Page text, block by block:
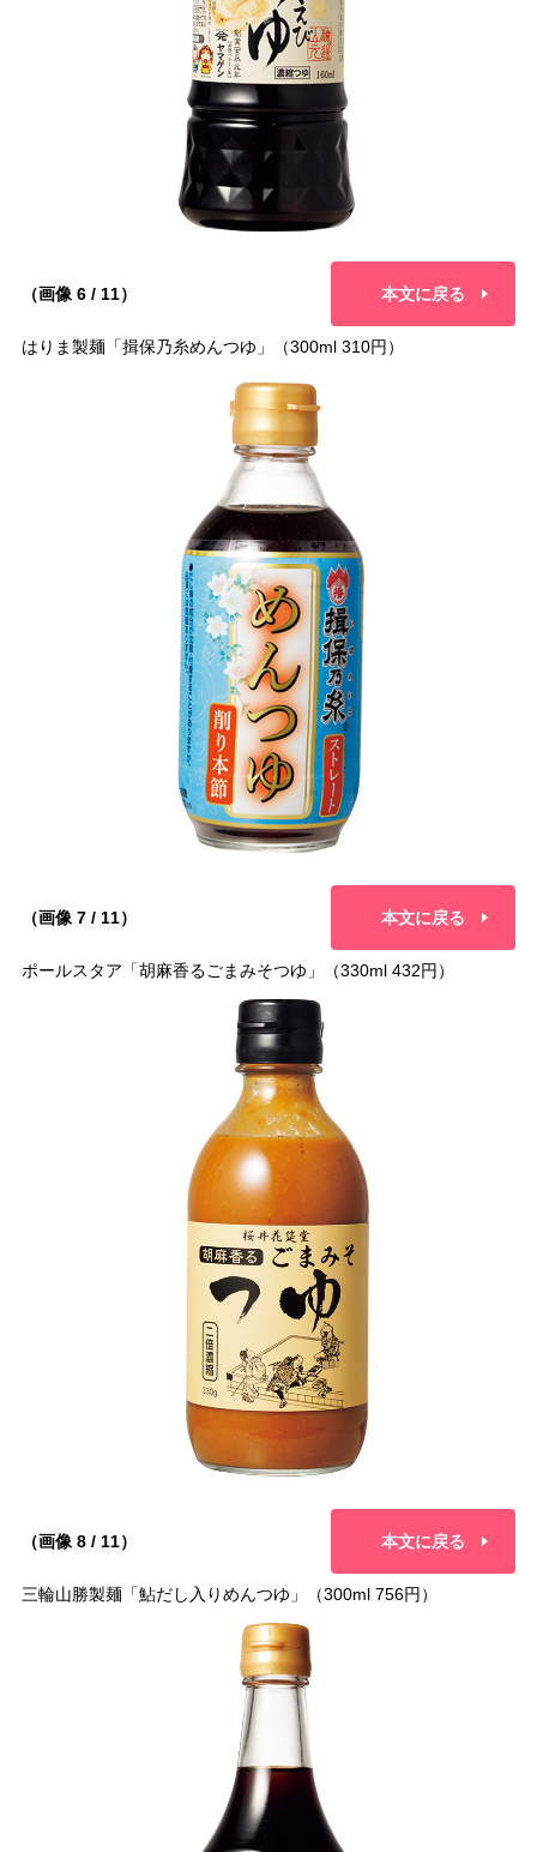
（画像 6 / 11） 本文に戻る
はりま製麺「揖保乃糸めんつゆ」（300ml 310円）
（画像 7 / 11） 本文に戻る
ポールスタア「胡麻香るごまみそつゆ」（330ml 432円）
（画像 8 / 11） 本文に戻る
三輪山勝製麺「鮎だし入りめんつゆ」（300ml 756円）